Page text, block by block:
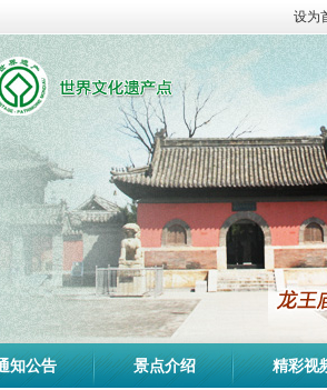
设为
知公告 景点介绍 精彩视